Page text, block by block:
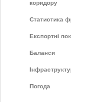
коридору
Статистика фрахту
Експортні показники
Баланси
Інфраструктура
Погода